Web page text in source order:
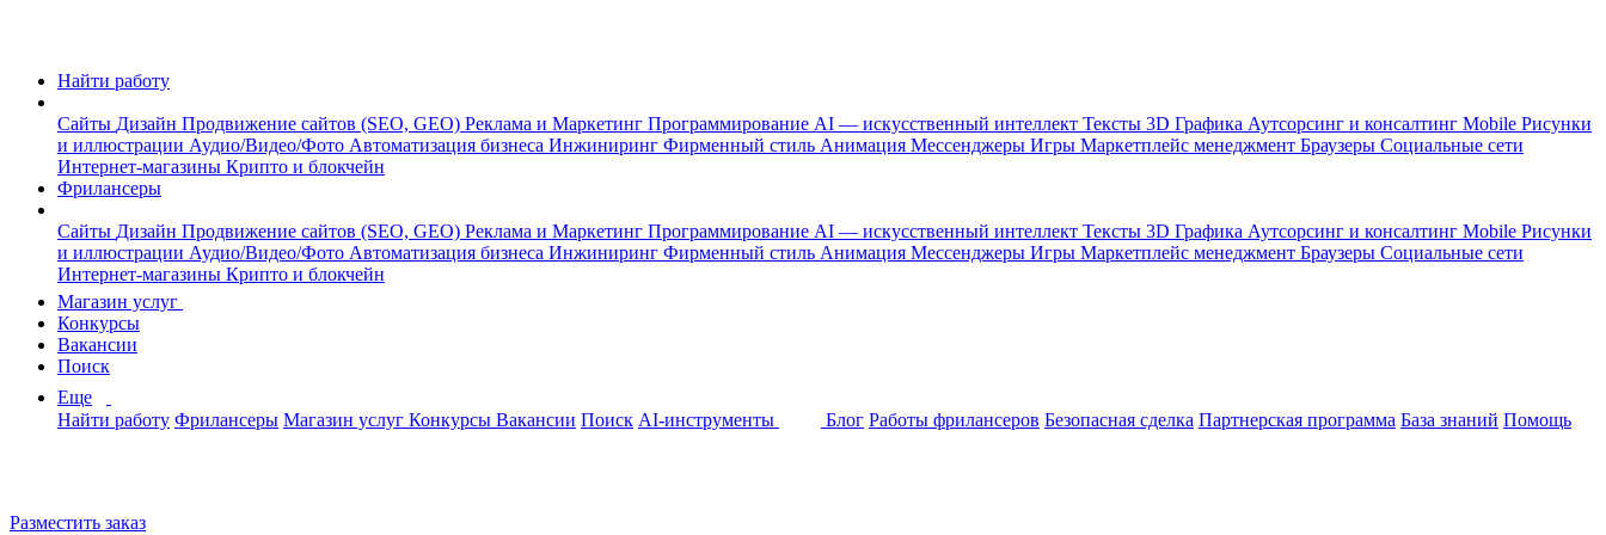
Найти работу
Сайты Дизайн Продвижение сайтов (SEO, GEO) Реклама и Маркетинг Программирование AI — искусственный интеллект Тексты 3D Графика Аутсорсинг и консалтинг Mobile Рисунки
и иллюстрации Аудио/Видео/Фото Автоматизация бизнеса Инжиниринг Фирменный стиль Анимация Мессенджеры Игры Маркетплейс менеджмент Браузеры Социальные сети
Интернет-магазины Крипто и блокчейн
Фрилансеры
Сайты Дизайн Продвижение сайтов (SEO, GEO) Реклама и Маркетинг Программирование AI — искусственный интеллект Тексты 3D Графика Аутсорсинг и консалтинг Mobile Рисунки
и иллюстрации Аудио/Видео/Фото Автоматизация бизнеса Инжиниринг Фирменный стиль Анимация Мессенджеры Игры Маркетплейс менеджмент Браузеры Социальные сети
Интернет-магазины Крипто и блокчейн
Магазин услуг
Конкурсы
Вакансии
Поиск
Еще
Найти работу Фрилансеры Магазин услуг Конкурсы Вакансии Поиск AI-инструменты Блог Работы фрилансеров Безопасная сделка Партнерская программа База знаний Помощь
Разместить заказ